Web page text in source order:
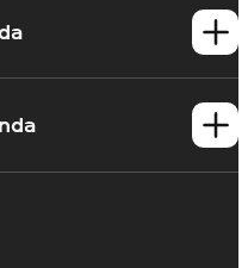
di prova